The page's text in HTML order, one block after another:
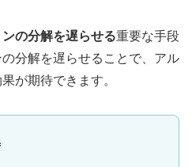
の分解を遅らせる重要な手段
分解を遅らせることで、アル
が期待できます。